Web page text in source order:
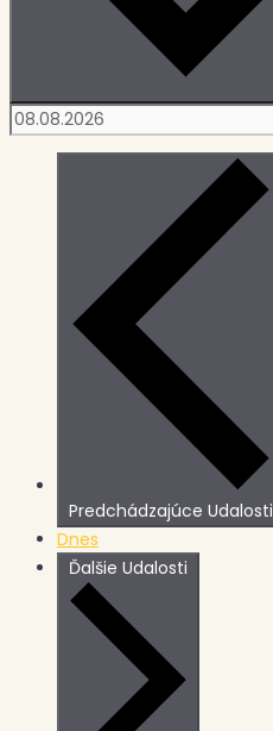
Predchádzajúce Udalosti
Dnes
Ďalšie Udalosti